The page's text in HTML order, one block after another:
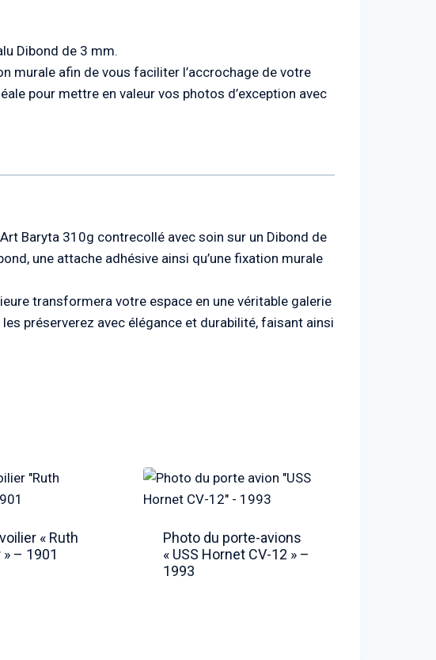
Dibond de 3 mm.
murale afin de vous faciliter l’accrochage de votre
pour mettre en valeur vos photos d’exception avec
Baryta 310g contrecollé avec soin sur un Dibond de
une attache adhésive ainsi qu’une fixation murale
transformera votre espace en une véritable galerie
préserverez avec élégance et durabilité, faisant ainsi
« Ruth
– 1901
Photo du porte-avions
« USS Hornet CV-12 » –
1993